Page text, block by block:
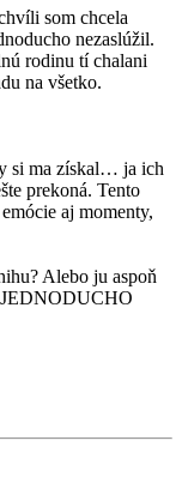
som chcela
nezaslúžil.
rodinu tí chalani
na všetko.
si ma získal… ja ich
prekoná. Tento
aj momenty,
Alebo ju aspoň